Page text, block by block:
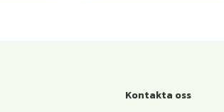
Kontakta oss